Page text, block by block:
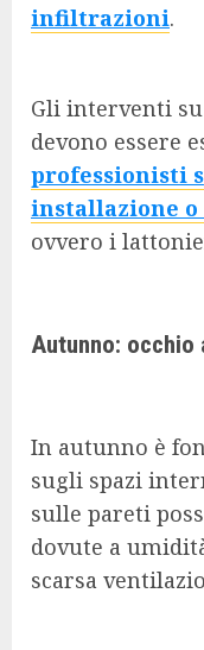
infiltrazioni.
Gli interventi
devono essere
professionisti
installazione
ovvero i
Autunno: occhio
In autunno è
sugli spazi
sulle pareti
dovute a
scarsa